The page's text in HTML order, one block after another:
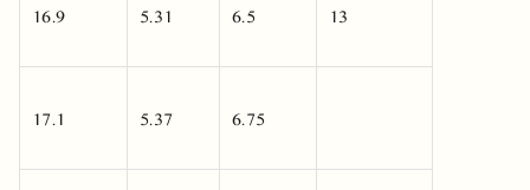
16.9 5.31 6.5 13
17.1 5.37 6.75